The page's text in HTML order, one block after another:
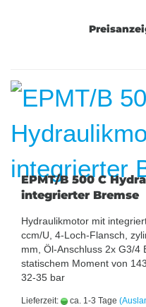
EPMT/B 500 C
integrierter Bremse
Hydraulikmotor mit
ccm/U, 4-Loch-Flansch,
mm, Öl-Anschluss 2x G3/4
statischem Moment von
32-35 bar
Lieferzeit: ca. 1-3 Tage